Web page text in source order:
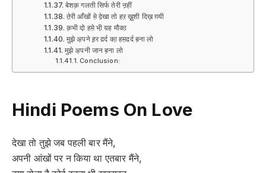
बेशक़ गलती सिर्फ तेरी ऩ़हीं
ते़री आँखों मे़ दे़खा तो हऱ ख़ु़शी दिख़ ग़यी
क़भी दो़ हमे़ भी़ य़ह मौका़
मु़झे अ़पने ह़र द़र्द का़ हम़द़र्द ब़ना लो
मुझे अ़पनी जान ब़ना लो
Conclusion:
Hindi Poems On Love
देखा तो तुझे जब पहली बार मैंने,
अपनी आंखों पर न किया था एतबार मैंने,